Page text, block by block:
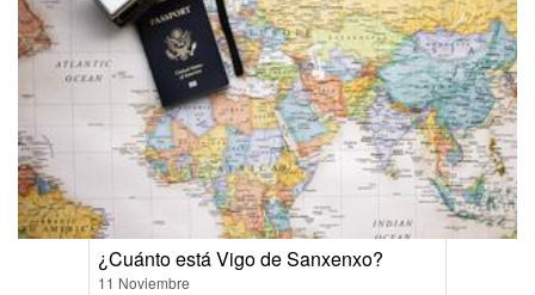
¿Cuánto está Vigo de Sanxenxo?
11 Noviembre